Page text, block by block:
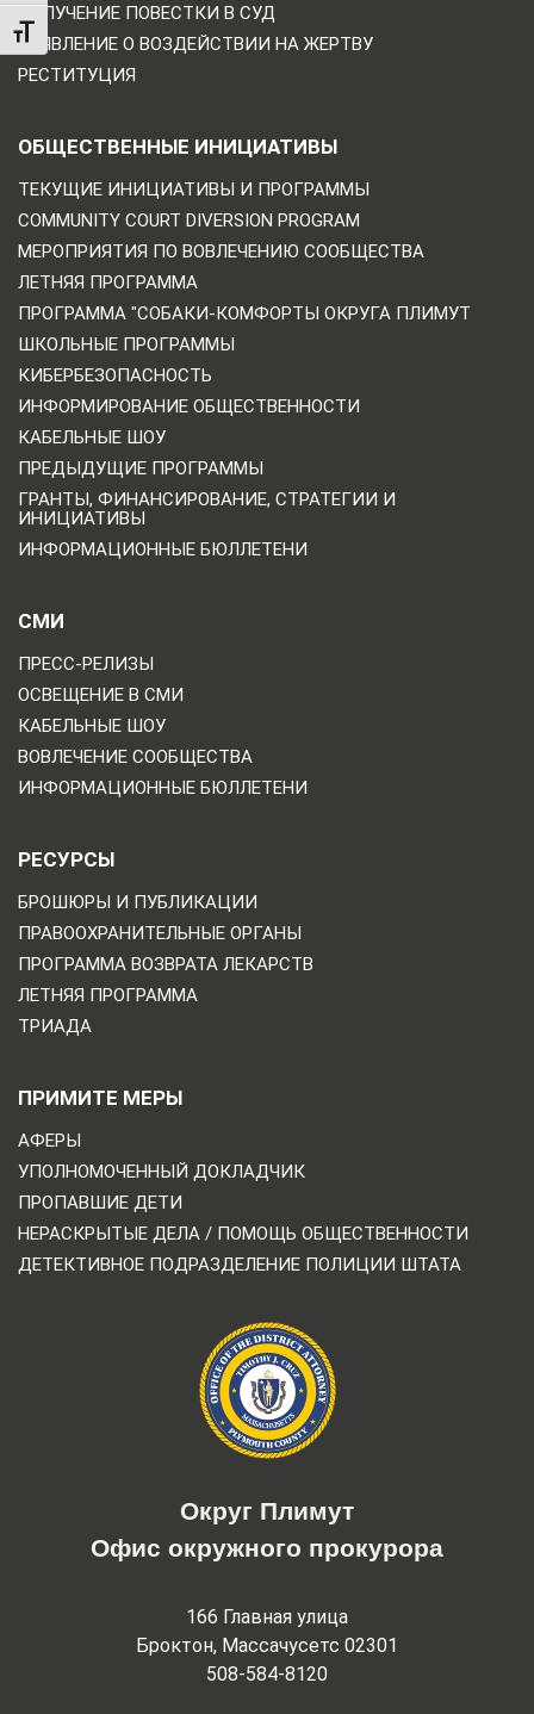
TOGGLE FONT SIZE
ПОЛУЧЕНИЕ ПОВЕСТКИ В СУД
ЗАЯВЛЕНИЕ О ВОЗДЕЙСТВИИ НА ЖЕРТВУ
РЕСТИТУЦИЯ
ОБЩЕСТВЕННЫЕ ИНИЦИАТИВЫ
ТЕКУЩИЕ ИНИЦИАТИВЫ И ПРОГРАММЫ
COMMUNITY COURT DIVERSION PROGRAM
МЕРОПРИЯТИЯ ПО ВОВЛЕЧЕНИЮ СООБЩЕСТВА
ЛЕТНЯЯ ПРОГРАММА
ПРОГРАММА "СОБАКИ-КОМФОРТЫ ОКРУГА ПЛИМУТ
ШКОЛЬНЫЕ ПРОГРАММЫ
КИБЕРБЕЗОПАСНОСТЬ
ИНФОРМИРОВАНИЕ ОБЩЕСТВЕННОСТИ
КАБЕЛЬНЫЕ ШОУ
ПРЕДЫДУЩИЕ ПРОГРАММЫ
ГРАНТЫ, ФИНАНСИРОВАНИЕ, СТРАТЕГИИ И
ИНИЦИАТИВЫ
ИНФОРМАЦИОННЫЕ БЮЛЛЕТЕНИ
СМИ
ПРЕСС-РЕЛИЗЫ
ОСВЕЩЕНИЕ В СМИ
КАБЕЛЬНЫЕ ШОУ
ВОВЛЕЧЕНИЕ СООБЩЕСТВА
ИНФОРМАЦИОННЫЕ БЮЛЛЕТЕНИ
РЕСУРСЫ
БРОШЮРЫ И ПУБЛИКАЦИИ
ПРАВООХРАНИТЕЛЬНЫЕ ОРГАНЫ
ПРОГРАММА ВОЗВРАТА ЛЕКАРСТВ
ЛЕТНЯЯ ПРОГРАММА
ТРИАДА
ПРИМИТЕ МЕРЫ
АФЕРЫ
УПОЛНОМОЧЕННЫЙ ДОКЛАДЧИК
ПРОПАВШИЕ ДЕТИ
НЕРАСКРЫТЫЕ ДЕЛА / ПОМОЩЬ ОБЩЕСТВЕННОСТИ
ДЕТЕКТИВНОЕ ПОДРАЗДЕЛЕНИЕ ПОЛИЦИИ ШТАТА
Округ Плимут
Офис окружного прокурора
166 Главная улица
Броктон, Массачусетс 02301
508-584-8120